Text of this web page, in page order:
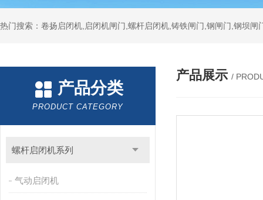
热门搜索：卷扬启闭机,启闭机闸门,螺杆启闭机,铸铁闸门,钢闸门,钢坝
产品分类
PRODUCT CATEGORY
螺杆启闭机系列
气动启闭机
产品展示 /